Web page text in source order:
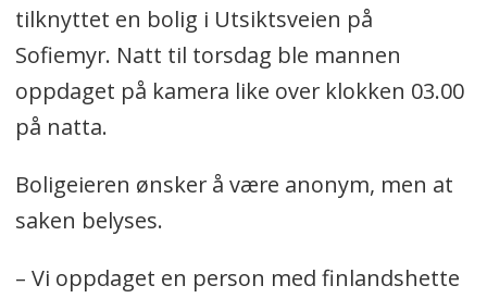
tilknyttet en bolig i Utsiktsveien på
Sofiemyr. Natt til torsdag ble mannen
oppdaget på kamera like over klokken 03.00
på natta.
Boligeieren ønsker å være anonym, men at
saken belyses.
– Vi oppdaget en person med finlandshette